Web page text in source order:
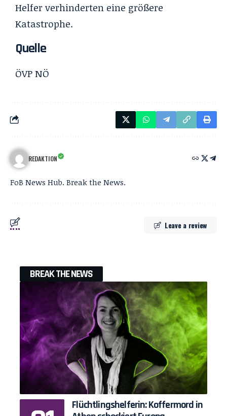
Helfer verhinderten eine größere
Katastrophe.
Quelle
ÖVP NÖ
REDAKTION
FoB News Hub. Break the News.
Leave a review
BREAK THE NEWS
Flüchtlingshelferin: Koffermord in